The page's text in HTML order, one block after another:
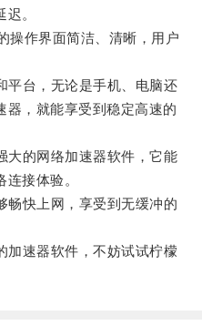
。
作界面简洁、清晰，用户
台，无论是手机、电脑还
器，就能享受到稳定高速的
的网络加速器软件，它能
接体验。
快上网，享受到无缓冲的
速器软件，不妨试试柠檬